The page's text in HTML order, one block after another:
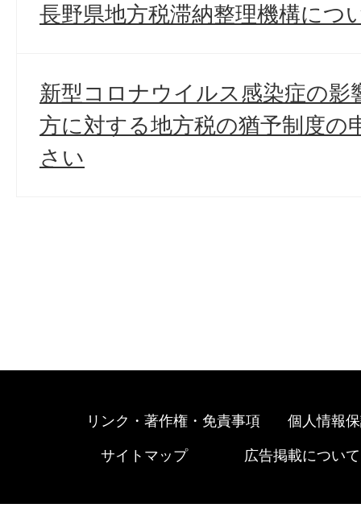
長野県地方税滞納整理機構につ
新型コロナウイルス感染症の影
方に対する地方税の猶予制度の
さい
リンク・著作権・免責事項 個人情報
サイトマップ 広告掲載について